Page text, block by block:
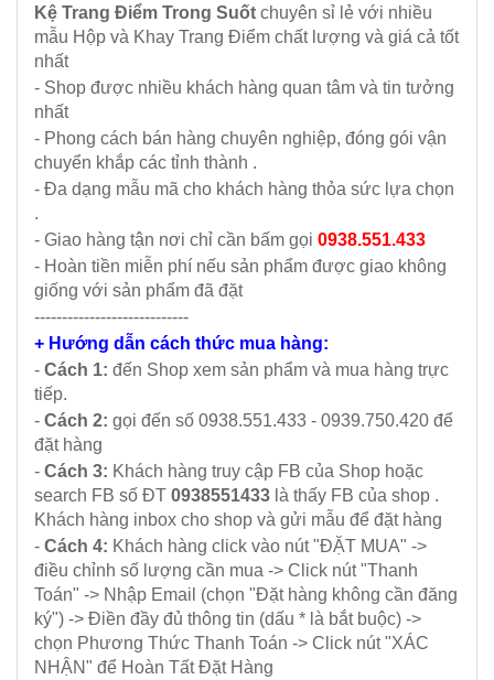
Kệ Trang Điểm Trong Suốt chuyên sỉ lẻ với nhiều
mẫu Hộp và Khay Trang Điểm chất lượng và giá cả tốt
nhất
- Shop được nhiều khách hàng quan tâm và tin tưởng
nhất
- Phong cách bán hàng chuyên nghiệp, đóng gói vận
chuyển khắp các tỉnh thành .
- Đa dạng mẫu mã cho khách hàng thỏa sức lựa chọn
.
- Giao hàng tận nơi chỉ cần bấm gọi 0938.551.433
- Hoàn tiền miễn phí nếu sản phẩm được giao không
giống với sản phẩm đã đặt
----------------------------
+ Hướng dẫn cách thức mua hàng:
- Cách 1: đến Shop xem sản phẩm và mua hàng trực
tiếp.
- Cách 2: gọi đến số 0938.551.433 - 0939.750.420 để
đặt hàng
- Cách 3: Khách hàng truy cập FB của Shop hoặc
search FB số ĐT 0938551433 là thấy FB của shop .
Khách hàng inbox cho shop và gửi mẫu để đặt hàng
- Cách 4: Khách hàng click vào nút "ĐẶT MUA" ->
điều chỉnh số lượng cần mua -> Click nút "Thanh
Toán" -> Nhập Email (chọn "Đặt hàng không cần đăng
ký") -> Điền đầy đủ thông tin (dấu * là bắt buộc) ->
chọn Phương Thức Thanh Toán -> Click nút "XÁC
NHẬN" để Hoàn Tất Đặt Hàng